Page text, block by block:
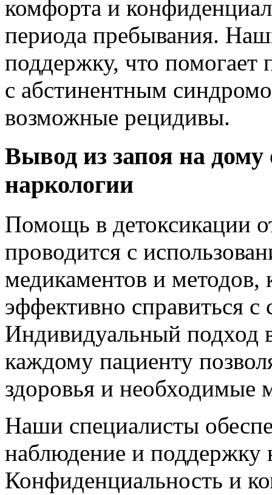
комфорта и
периода пребывания.
поддержку, что помогает
с абстинентным
возможные рецидивы.
Вывод из запоя на дому
наркологии
Помощь в детоксикации
проводится с
медикаментов и
эффективно справиться
Индивидуальный подход
каждому пациенту
здоровья и необходимые
Наши специалисты
наблюдение и поддержку
Конфиденциальность и